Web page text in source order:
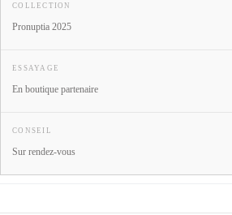
COLLECTION
Pronuptia 2025
ESSAYAGE
En boutique partenaire
CONSEIL
Sur rendez-vous